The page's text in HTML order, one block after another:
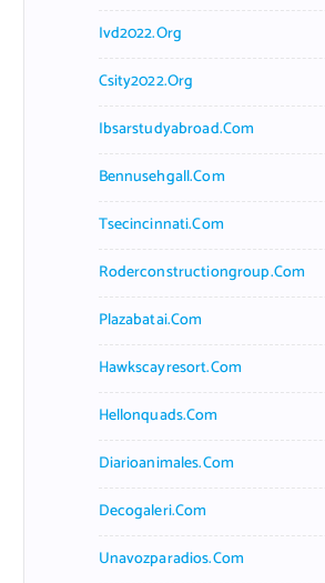
Ivd2022.org
Csity2022.org
Ibsarstudyabroad.com
Bennusehgall.com
Tsecincinnati.com
Roderconstructiongroup.com
Plazabatai.com
Hawkscayresort.com
Hellonquads.com
Diarioanimales.com
Decogaleri.com
Unavozparadios.com